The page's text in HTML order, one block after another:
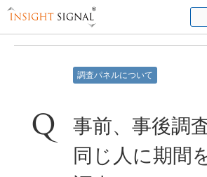
Insight Signal
調査パネルについて
事前、事後調
同じ人に期間